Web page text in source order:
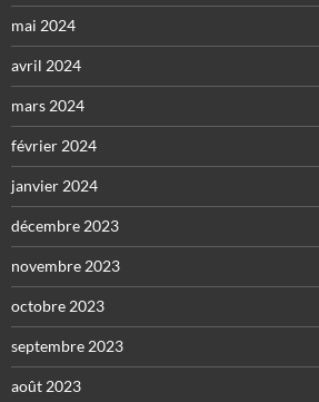
mai 2024
avril 2024
mars 2024
février 2024
janvier 2024
décembre 2023
novembre 2023
octobre 2023
septembre 2023
août 2023